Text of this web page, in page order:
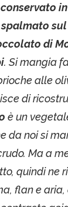
di
. Si mangia
alle
di
è un
da noi si
Ma a
quindi ne
flan e